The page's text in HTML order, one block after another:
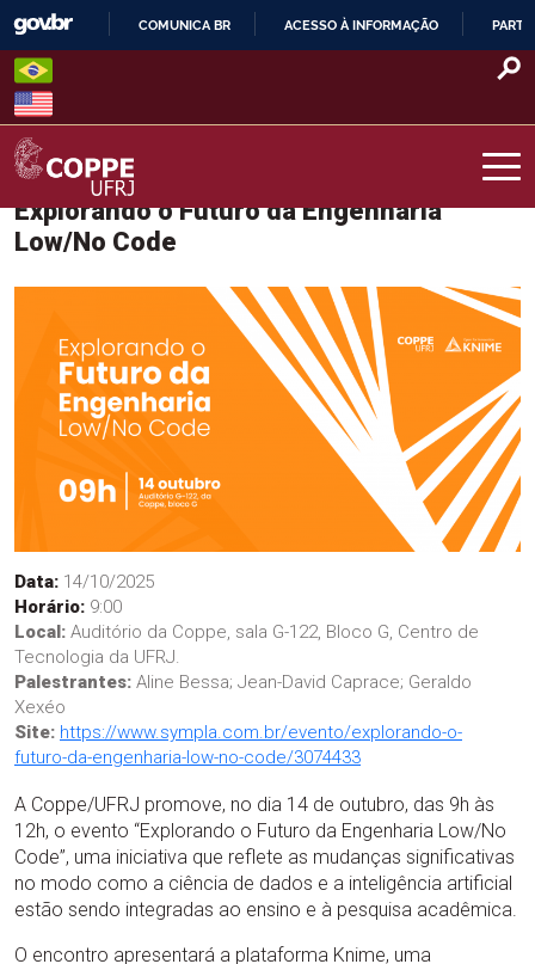
Skip
content
O
COMUNICA BR ACESSO À INFORMAÇÃO
COPPE – UFRJ
Explorando o Futuro da Engenharia
Low/No Code
Data: 14/10/2025
Horário: 9:00
Local: Auditório da Coppe, sala G-122, Bloco G, Centro de
Tecnologia da UFRJ.
Palestrantes: Aline Bessa; Jean-David Caprace; Geraldo
Xexéo
Site: https://www.sympla.com.br/evento/explorando-o-
futuro-da-engenharia-low-no-code/3074433
A Coppe/UFRJ promove, no dia 14 de outubro, das 9h às
12h, o evento “Explorando o Futuro da Engenharia Low/No
Code”, uma iniciativa que reflete as mudanças significativas
no modo como a ciência de dados e a inteligência artificial
estão sendo integradas ao ensino e à pesquisa acadêmica.
O encontro apresentará a plataforma Knime, uma